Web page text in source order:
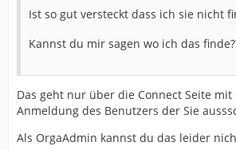
Ist so gut versteckt dass ich sie nicht
Kannst du mir sagen wo ich das
Das geht nur über die Connect Seite
Anmeldung des Benutzers der Sie
Als OrgaAdmin kannst du das leider